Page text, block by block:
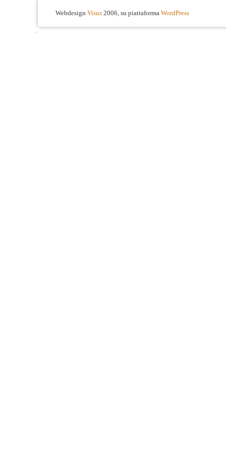
Webdesign Visus 2006, su piattaforma WordPress